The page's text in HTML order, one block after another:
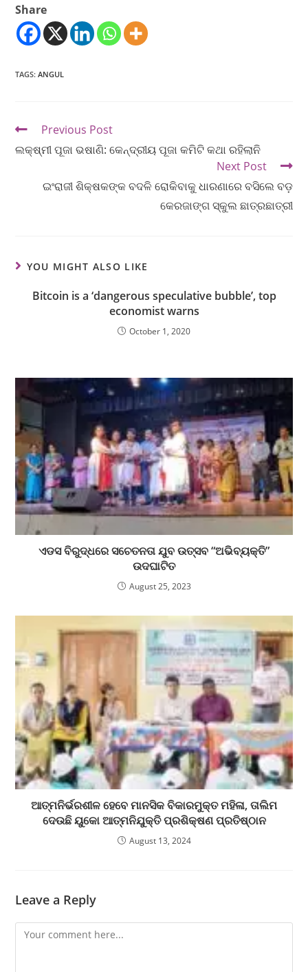
Share
TAGS:ANGUL
Previous Post
ଲକ୍ଷ୍ମୀ ପୂଜା ଭଷାଣି: କେନ୍ଦ୍ରୀୟ ପୂଜା କମିଟି କଥା ରହିଲାନି
Next Post
ଇଂରାଜୀ ଶିକ୍ଷକଙ୍କ ବଦଳି ରୋକିବାକୁ ଧାରଣାରେ ବସିଲେ ବଡ଼
କେରଜାଙ୍ଗ ସ୍କୁଲ ଛାତ୍ରଛାତ୍ରୀ
YOU MIGHT ALSO LIKE
Bitcoin is a ‘dangerous speculative bubble’, top
economist warns
October 1, 2020
ଏଡସ ବିରୁଦ୍ଧରେ ସଚେତନତା ଯୁବ ଉତ୍ସବ “ଅଭିବ୍ୟକ୍ତି”
ଉଦଘାଟିତ
August 25, 2023
ଆତ୍ମନିର୍ଭରଶୀଳ ହେବେ ମାନସିକ ବିକାରମୁକ୍ତ ମହିଳା, ତାଲିମ
ଦେଉଛି ୟୁକୋ ଆତ୍ମନିଯୁକ୍ତି ପ୍ରଶିକ୍ଷଣ ପ୍ରତିଷ୍ଠାନ
August 13, 2024
Leave a Reply